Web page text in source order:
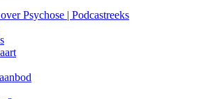
Psychose | Podcastreeks